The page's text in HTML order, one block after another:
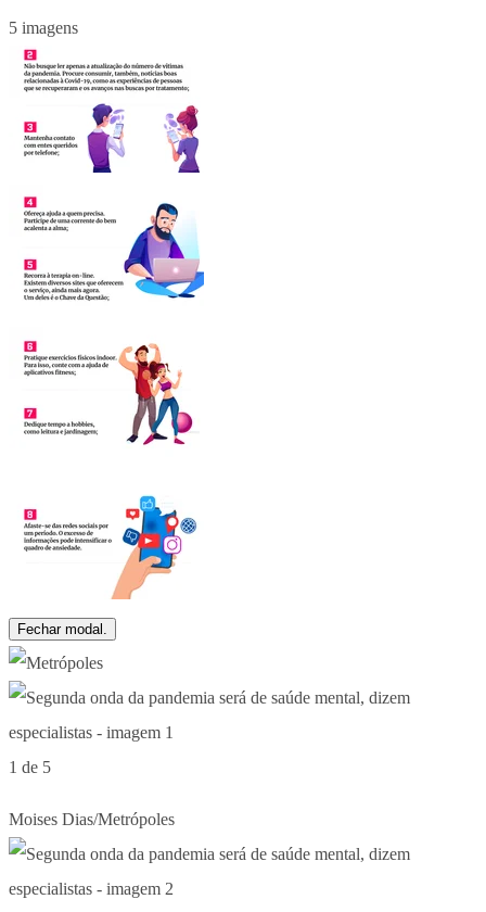
5 imagens
Fechar modal.
1 de 5
Moises Dias/Metrópoles